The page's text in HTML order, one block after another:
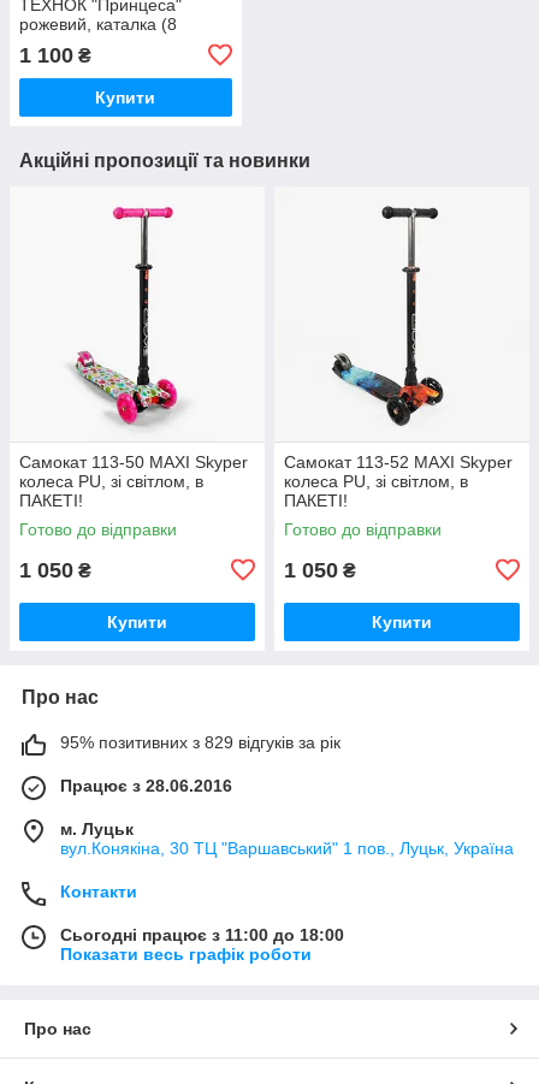
ТЕХНОК "Принцеса"
рожевий, каталка (8
1 100 ₴
Купити
Акційні пропозиції та новинки
Самокат 113-50 MAXI Skyper
колеса PU, зі світлом, в
ПАКЕТІ!
Готово до відправки
1 050 ₴
Купити
Самокат 113-52 MAXI Skyper
колеса PU, зі світлом, в
ПАКЕТІ!
Готово до відправки
1 050 ₴
Купити
Про нас
95% позитивних з 829 відгуків за рік
Працює з 28.06.2016
м. Луцьк
вул.Конякіна, 30 ТЦ "Варшавський" 1 пов., Луцьк, Україна
Контакти
Сьогодні працює з 11:00 до 18:00
Показати весь графік роботи
Про нас